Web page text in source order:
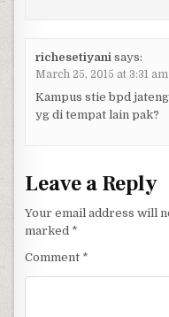
richesetiyani says:
March 25, 2015 at 3:31 am
Kampus stie bpd
yg di tempat lain pak?
Leave a Reply
Your email address will
marked *
Comment *